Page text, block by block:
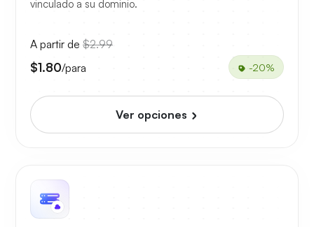
vinculado a su dominio.
A partir de $2.99
$1.80/para -20%
Ver opciones